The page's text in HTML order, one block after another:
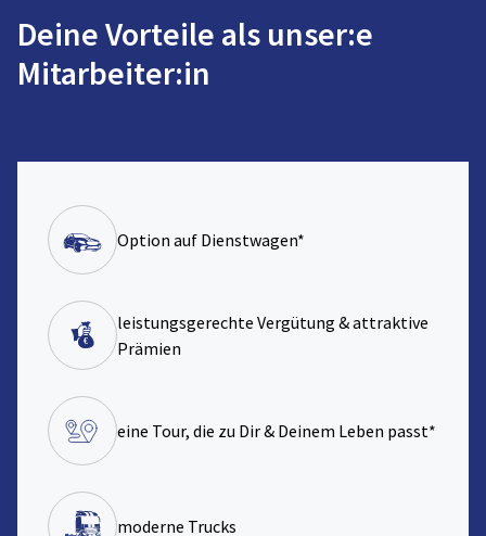
Deine Vorteile als unser:e
Mitarbeiter:in
Option auf Dienstwagen*
leistungsgerechte Vergütung & attraktive
Prämien
eine Tour, die zu Dir & Deinem Leben passt*
moderne Trucks